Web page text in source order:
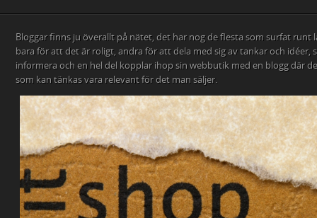
Bloggar finns ju överallt på nätet, det har nog de flesta som surfat runt
bara för att det är roligt, andra för att dela med sig av tankar och idéer,
informera och en hel del kopplar ihop sin webbutik med en blogg där
som kan tänkas vara relevant för det man säljer.